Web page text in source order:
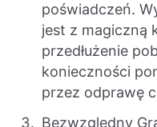
poświadczeń.
jest z magiczną
przedłużenie
konieczności
przez odprawę
Bezwzględny